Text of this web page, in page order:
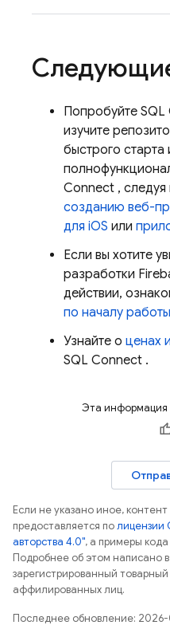
Попробуйте SQL
изучите
быстрого старта
Connect ,
созданию веб-
для iOS или
Если вы хотите
разработки
действии,
по началу работы
Узнайте о ценах
SQL Connect .
Эта информация
Если не указано иное,
предоставляется полицензии
авторства 4.0", а примеры
Подробнее об этом написано в
зарегистрированный
аффилированных лиц.
Последнее обновление: